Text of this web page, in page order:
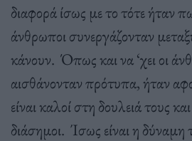
διαφορά ίσως με το τότε ήταν
άνθρωποι συνεργάζονταν
κάνουν. Όπως και να ‘χει οι
αισθάνονταν πρότυπα, ήταν
είναι καλοί στη δουλειά τους
διάσημοι. Ίσως είναι η